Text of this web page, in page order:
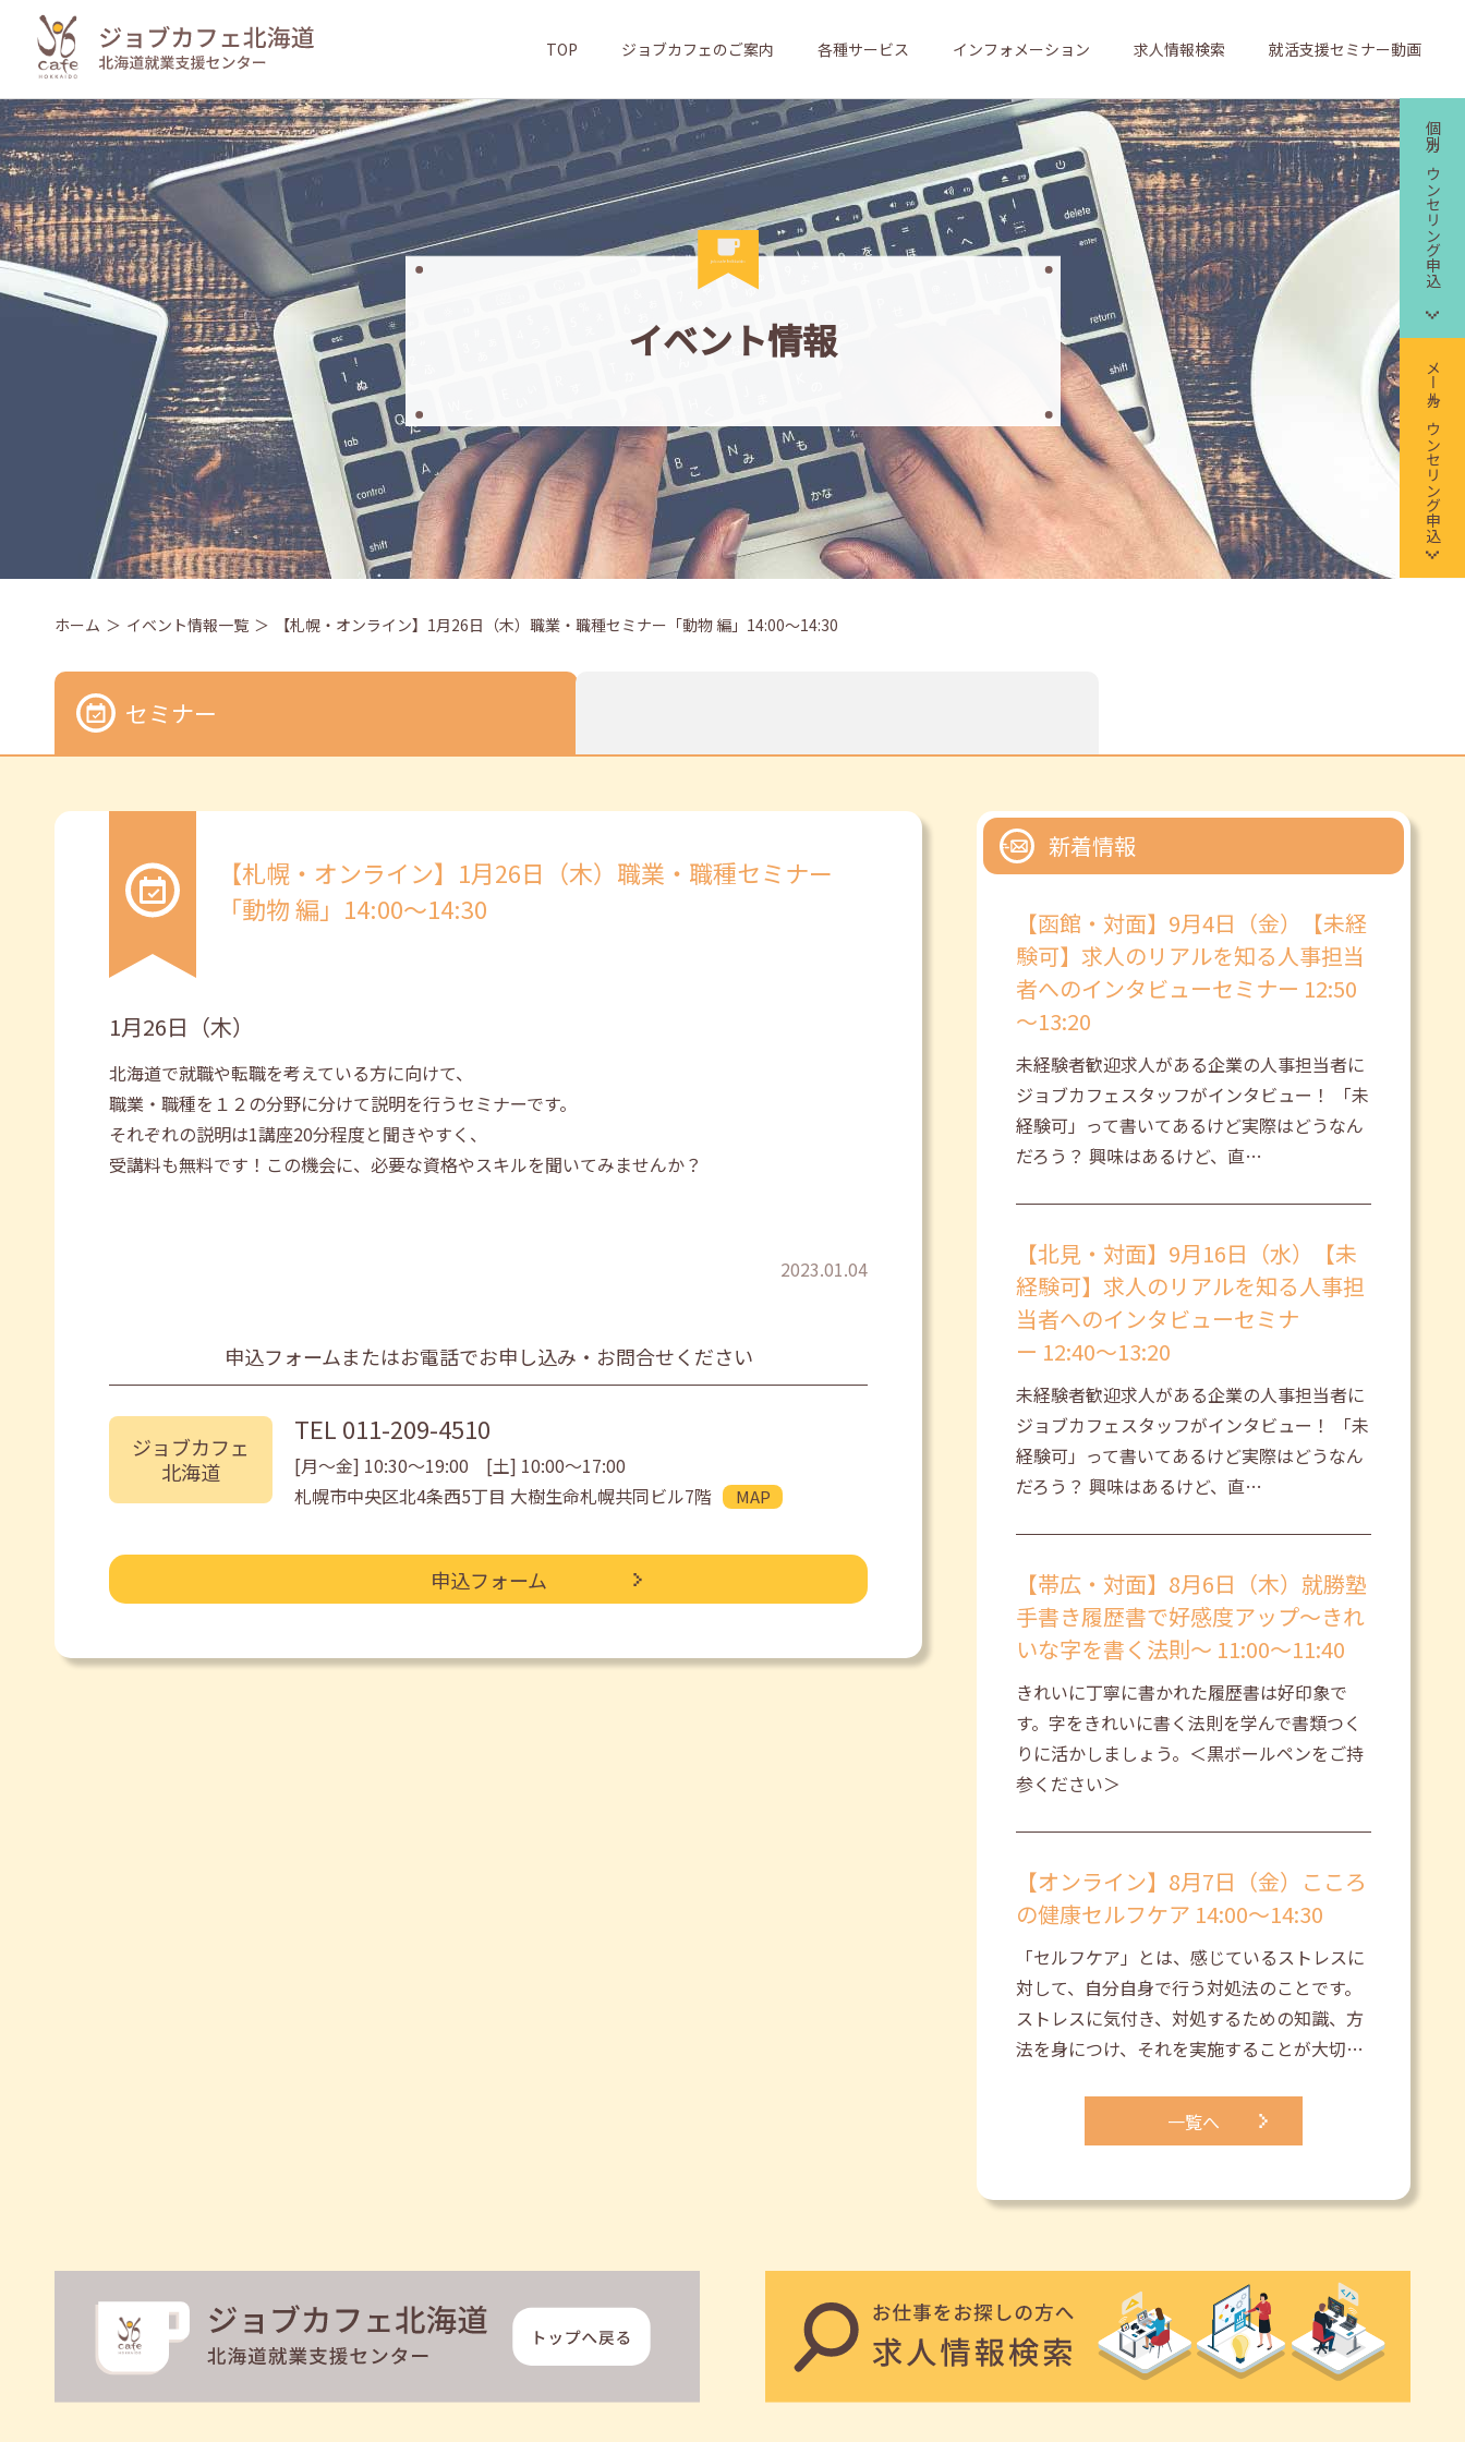
TOP ジョブカフェのご案内 各種サービス インフォメーション 求人情報検索 就活支援セミナー動画
個別カウンセリング申込
メールカウンセリング申込
イベント情報
ホーム イベント情報一覧 【札幌・オンライン】1月26日（木）職業・職種セミナー「動物 編」14:00～14:30
セミナー
【札幌・オンライン】1月26日（木）職業・職種セミナー
「動物 編」14:00～14:30
1月26日（木）
北海道で就職や転職を考えている方に向けて、
職業・職種を１２の分野に分けて説明を行うセミナーです。
それぞれの説明は1講座20分程度と聞きやすく、
受講料も無料です！この機会に、必要な資格やスキルを聞いてみませんか？
2023.01.04
申込フォームまたはお電話でお申し込み・お問合せください
ジョブカフェ
北海道
TEL 011-209-4510
[月〜金] 10:30〜19:00 [土] 10:00〜17:00
札幌市中央区北4条西5丁目 大樹生命札幌共同ビル7階
MAP
申込フォーム
新着情報
【函館・対面】9月4日（金）【未経
験可】求人のリアルを知る人事担当
者へのインタビューセミナー 12:50
～13:20
未経験者歓迎求人がある企業の人事担当者に
ジョブカフェスタッフがインタビュー！ 「未
経験可」って書いてあるけど実際はどうなん
だろう？ 興味はあるけど、直…
【北見・対面】9月16日（水）【未
経験可】求人のリアルを知る人事担
当者へのインタビューセミナ
ー 12:40～13:20
未経験者歓迎求人がある企業の人事担当者に
ジョブカフェスタッフがインタビュー！ 「未
経験可」って書いてあるけど実際はどうなん
だろう？ 興味はあるけど、直…
【帯広・対面】8月6日（木）就勝塾
手書き履歴書で好感度アップ～きれ
いな字を書く法則～ 11:00～11:40
きれいに丁寧に書かれた履歴書は好印象で
す。字をきれいに書く法則を学んで書類つく
りに活かしましょう。＜黒ボールペンをご持
参ください＞
【オンライン】8月7日（金）こころ
の健康セルフケア 14:00～14:30
「セルフケア」とは、感じているストレスに
対して、自分自身で行う対処法のことです。
ストレスに気付き、対処するための知識、方
法を身につけ、それを実施することが大切…
一覧へ